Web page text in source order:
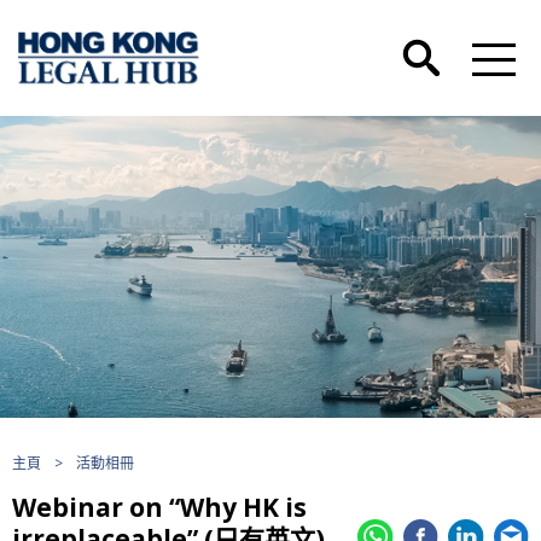
主頁 > 活動相冊
Webinar on “Why HK is